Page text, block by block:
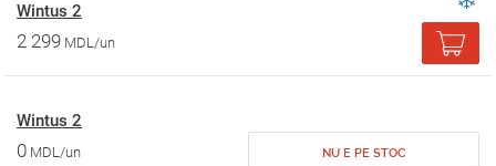
Wintus 2
2 299 MDL/un
Wintus 2
0 MDL/un NU E PE STOC